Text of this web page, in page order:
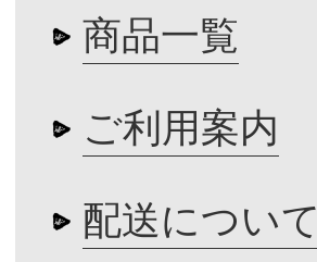
商品一覧
ご利用案内
配送について